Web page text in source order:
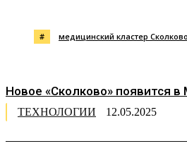
# медицинский кластер Сколково
Новое «Сколково» появится
ТЕХНОЛОГИИ 12.05.2025